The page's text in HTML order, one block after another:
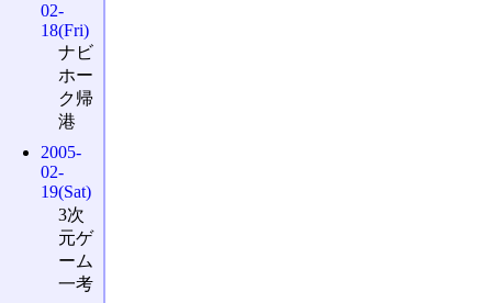
02-
18(Fri)
ナビ
ホー
ク帰
港
2005-
02-
19(Sat)
3次
元ゲ
ーム
一考